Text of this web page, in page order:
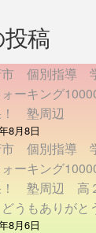
稿
市 個別指導
ーキング
！ 塾周辺
8月8日
市 個別指導
ーキング
！ 塾周辺 高
うもありがと
8月6日